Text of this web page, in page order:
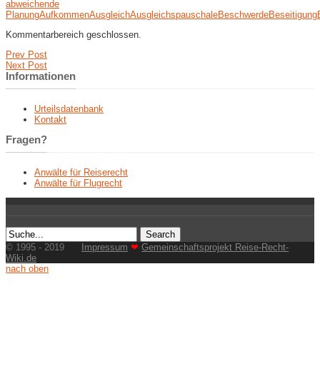
abweichende
PlanungAufkommenAusgleichAusgleichspauschaleBeschwerdeBeseitigung
Kommentarbereich geschlossen.
Prev Post
Next Post
Informationen
Urteilsdatenbank
Kontakt
Fragen?
Anwälte für Reiserecht
Anwälte für Flugrecht
© 1995 - 2019 Impressum ❤ Gemeinschaftsprojekt Reise-Recht-
Wiki.de
nach oben